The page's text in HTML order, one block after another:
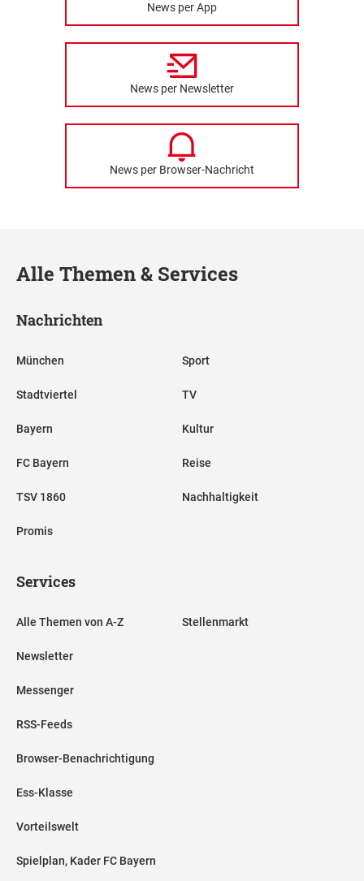
News per App
News per Newsletter
News per Browser-Nachricht
Alle Themen & Services
Nachrichten
München
Stadtviertel
Bayern
FC Bayern
TSV 1860
Promis
Sport
TV
Kultur
Reise
Nachhaltigkeit
Services
Alle Themen von A-Z
Newsletter
Messenger
RSS-Feeds
Browser-Benachrichtigung
Ess-Klasse
Vorteilswelt
Spielplan, Kader FC Bayern
Stellenmarkt